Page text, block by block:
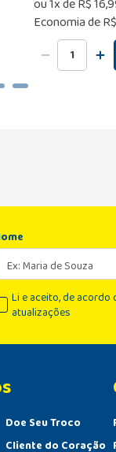
ou1x deR$16,
Economia de
Li e aceito, de acordo
atualizações
Doe Seu Troco
Cliente do Coração